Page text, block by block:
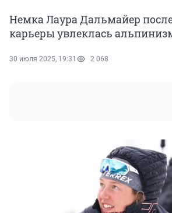
Немка Лаура Дальмайер
карьеры увлеклась
30 июля 2025, 19:31 2 068